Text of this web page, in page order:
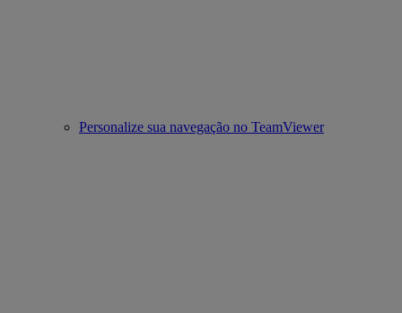
Personalize sua navegação no TeamViewer